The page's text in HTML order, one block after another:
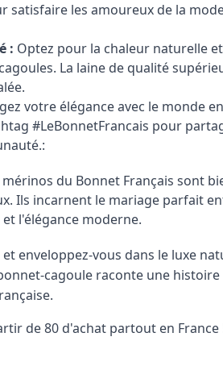
satisfaire les amoureux de la
: Optez pour la chaleur naturelle
La laine de qualité
votre élégance avec le monde
#LeBonnetFrancais pour
mérinos du Bonnet Français sont
Ils incarnent le mariage parfait
l'élégance moderne.
enveloppez-vous dans le luxe
cagoule raconte une histoire
de 80 d'achat partout en France